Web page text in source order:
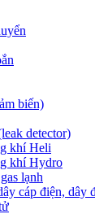
biến)
detector)
khí Heli
khí Hydro
lạnh
cáp điện, dây